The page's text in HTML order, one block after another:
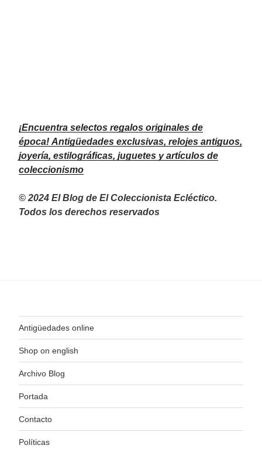
¡Encuentra selectos regalos originales de
época! Antigüedades exclusivas, relojes antiguos,
joyería, estilográficas, juguetes y artículos de
coleccionismo
© 2024 El Blog de El Coleccionista Ecléctico.
Todos los derechos reservados
Antigüedades online
Shop on english
Archivo Blog
Portada
Contacto
Políticas